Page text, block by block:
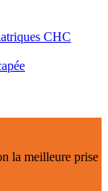
CHC
la meilleure prise